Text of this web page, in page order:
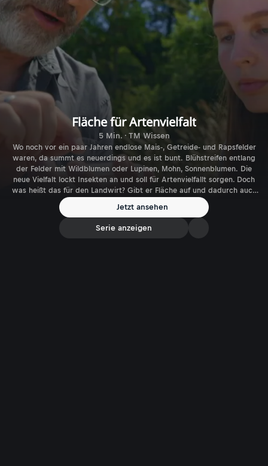
Fläche für Artenvielfalt
5 Min. · TM Wissen
Wo noch vor ein paar Jahren endlose Mais-, Getreide- und Rapsfelder
waren, da summt es neuerdings und es ist bunt. Blühstreifen entlang
der Felder mit Wildblumen oder Lupinen, Mohn, Sonnenblumen. Die
neue Vielfalt lockt Insekten an und soll für Artenvielfallt sorgen. Doch
was heißt das für den Landwirt? Gibt er Fläche auf und dadurch auch
Jetzt ansehen
Serie anzeigen